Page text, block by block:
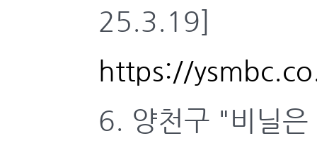
25.3.19]
https://
6. 양천구 "비닐